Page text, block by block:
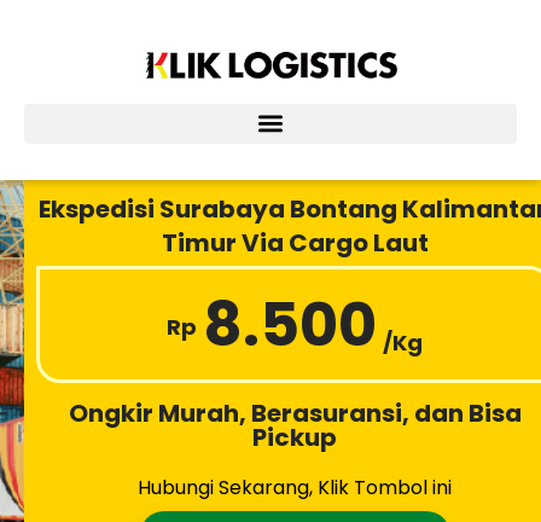
Ekspedisi Surabaya Bontang
Timur Via Cargo Laut
Rp 8.500 /Kg
Ongkir Murah, Berasuransi, dan Bisa
Pickup
Hubungi Sekarang, Klik Tombol ini